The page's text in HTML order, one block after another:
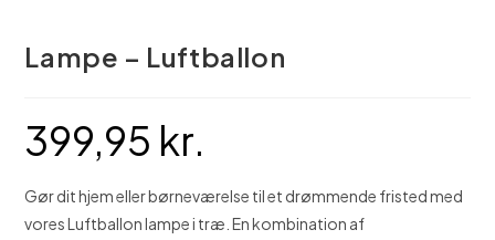
Lampe – Luftballon
399,95 kr.
Gør dit hjem eller børneværelse til et drømmende fristed med
vores Luftballon lampe i træ. En kombination af